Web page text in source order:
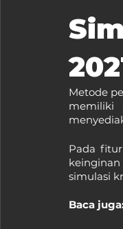
Metode
memiliki
Pada
simulasi
Baca